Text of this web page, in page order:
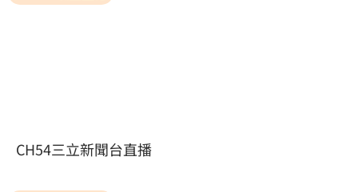
CH54三立新聞台直播